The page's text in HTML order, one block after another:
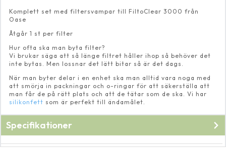
Komplett set med filtersvampar till FiltoClear 3000 från
Oase
Åtgår 1 st per filter
Hur ofta ska man byta filter?
Vi brukar säga att så länge filtret håller ihop så behöver det
inte bytas. Men lossnar det lätt bitar så är det dags.
När man byter delar i en enhet ska man alltid vara noga med
att smörja in packningar och o-ringar för att säkerställa att
man får de på rätt plats och att de tätar som de ska. Vi har
silikonfett som är perfekt till ändamålet.
Specifikationer